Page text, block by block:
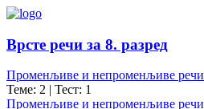
Врсте речи за 8. разред
Променљиве и непроменљиве речи
Теме: 2 | Тест: 1
Променљиве и непроменљиве речи